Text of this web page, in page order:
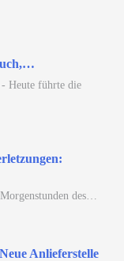
- Heute führte die
des…
Anlieferstelle